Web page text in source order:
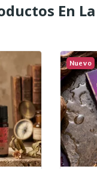
En
Nuevo